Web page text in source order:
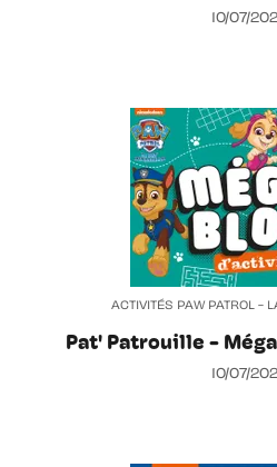
10/07/
ACTIVITÉS PAW PATROL -
Pat' Patrouille -
10/07/